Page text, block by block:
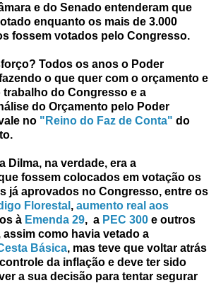
e do Senado entenderam que
enquanto os mais de 3.000
fossem votados pelo Congresso.
Todos os anos o Poder
o que quer com o orçamento e
trabalho do Congresso e a
do Orçamento pelo Poder
no "Reino do Faz de Conta" do
Dilma, na verdade, era a
fossem colocados em votação os
já aprovados no Congresso, entre os
Florestal , aumento real aos
à Emenda 29, a PEC 300 e outros
como havia vetado a
Básica, mas teve que voltar atrás
da inflação e deve ter sido
a sua decisão para tentar segurar